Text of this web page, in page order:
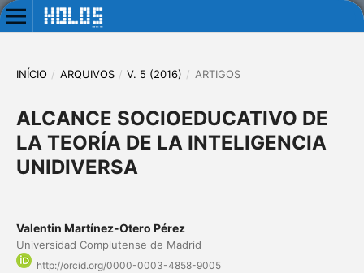
INÍCIO / ARQUIVOS / V. 5 (2016) / ARTIGOS
ALCANCE SOCIOEDUCATIVO DE
LA TEORÍA DE LA INTELIGENCIA
UNIDIVERSA
Valentin Martínez-Otero Pérez
Universidad Complutense de Madrid
http://orcid.org/0000-0003-4858-9005